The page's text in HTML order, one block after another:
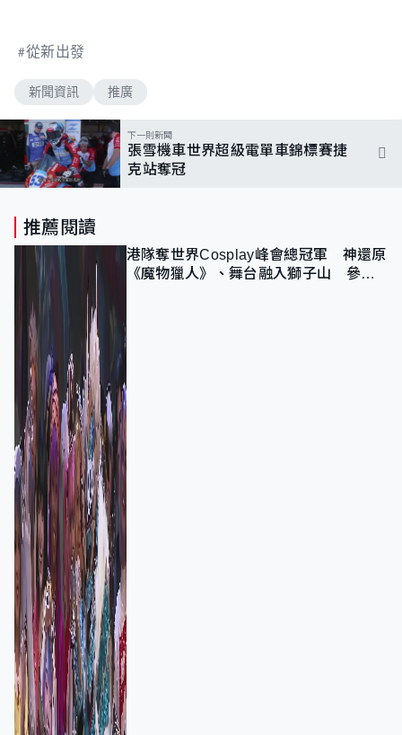
從新出發
新聞資訊 推廣
下一則新聞
張雪機車世界超級電單車錦標賽捷
克站奪冠
推薦閱讀
港隊奪世界Cosplay峰會總冠軍 神還原
《魔物獵人》、舞台融入獅子山 參賽